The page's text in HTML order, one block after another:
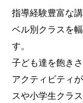
指導経験豊富な
ベル別クラスを
す。
子ども達を飽き
アクティビティ
スや小学生クラ